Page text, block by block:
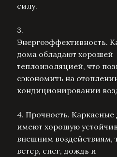
силу.
3.
Энергоэффективность.
дома обладают хорошей
теплоизоляцией, что
сэкономить на
кондиционировании
4. Прочность. Каркасные
имеют хорошую
внешним воздействиям,
ветер, снег, дождь и